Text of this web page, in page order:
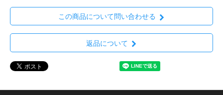
この商品について問い合わせる
返品について